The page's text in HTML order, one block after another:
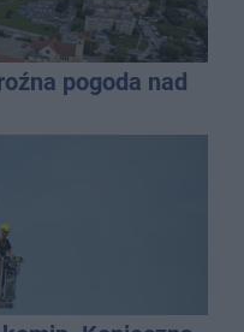
pogoda nad